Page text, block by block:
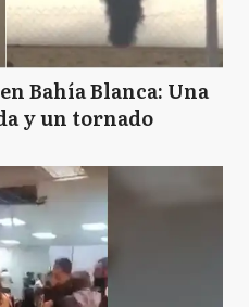
Bahía Blanca: Una
y un tornado